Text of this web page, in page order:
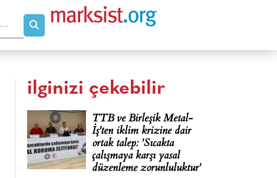
ilginizi çekebilir
TTB ve Birleşik Metal-
İş'ten iklim krizine dair
ortak talep: 'Sıcakta
çalışmaya karşı yasal
düzenleme zorunluluktur'